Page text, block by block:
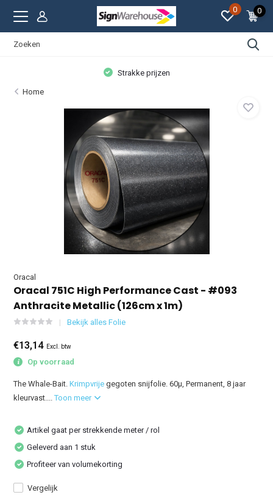
0 0
Strakke prijzen
Home
Oracal
Oracal 751C High Performance Cast - #093
Anthracite Metallic (126cm x 1m)
Bekijk alles Folie
€13,14 Excl. btw
Op voorraad
The Whale-Bait.Krimpvrije gegoten snijfolie. 60µ, Permanent, 8 jaar
kleurvast....Toon meer
Artikel gaat per strekkende meter / rol
Geleverd aan 1 stuk
Profiteer van volumekorting
Vergelijk